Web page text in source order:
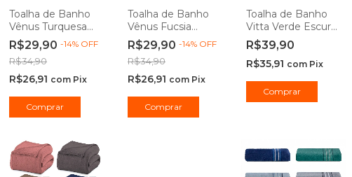
Toalha de Banho
Vênus Turquesa
62x130cm Camesa
R$29,90 -14% OFF
R$34,90
R$26,91 com Pix
Toalha de Banho
Vênus Fucsia
62x130cm Camesa
R$29,90 -14% OFF
R$34,90
R$26,91 com Pix
Toalha de Banho
Vitta Verde Escuro
70x130cm Camesa
R$39,90
R$35,91 com Pix
Comprar